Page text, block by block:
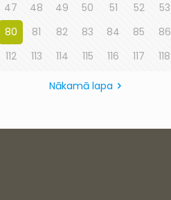
47 48 49 50 51 52 53
80 81 82 83 84 85 86
112 113 114 115 116 117 118
Nākamā lapa